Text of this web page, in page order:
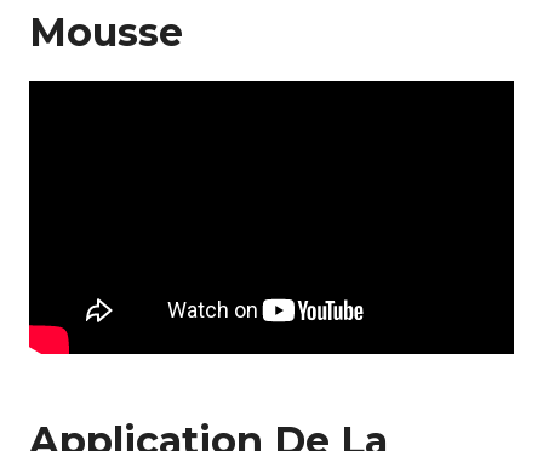
Mousse
Application De La